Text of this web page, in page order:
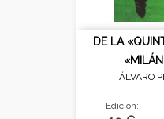
DE LA
ÁLVARO
Edición: